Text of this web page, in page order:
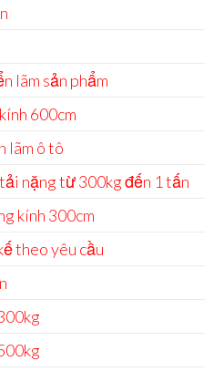
lãm sản phẩm
600cm
lãm ô tô
nặng từ 300kg đến 1 tấn
kính 300cm
theo yêu cầu